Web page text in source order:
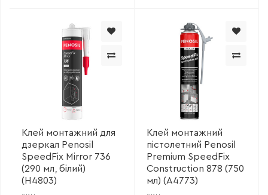
Клей монтажний для
дзеркал Penosil
SpeedFix Mirror 736
(290 мл, білий)
(H4803)
Клей монтажний
пістолетний Penosil
Premium SpeedFix
Construction 878 (750
мл) (A4773)